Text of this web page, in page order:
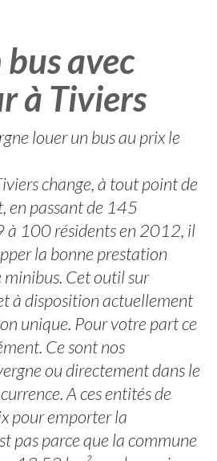
avec
à Tiviers
louer un bus au prix le
change, à tout point de
en passant de 145
à 100 résidents en 2012, il
la bonne prestation
Cet outil sur
à disposition actuellement
unique. Pour votre part ce
Ce sont nos
ou directement dans le
A ces entités de
pour emporter la
pas parce que la commune